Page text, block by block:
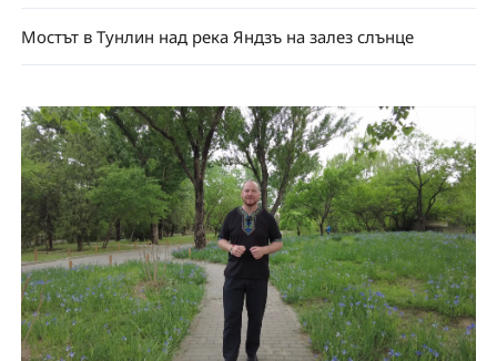
Мостът в Тунлин над река Яндзъ на залез слънце